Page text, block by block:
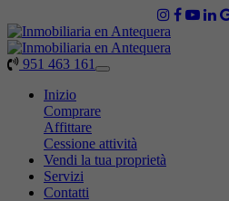
951 463 161
Toggle
Inizio
Comprare
Affittare
Cessione attività
Vendi la tua proprietà
Servizi
Contatti